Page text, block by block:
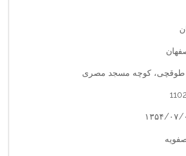
طوقچی، کوچه مسجد مصری